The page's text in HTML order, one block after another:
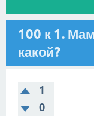
100 к 1.
какой?
1
0